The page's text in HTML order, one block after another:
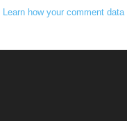
Learn how your comment data